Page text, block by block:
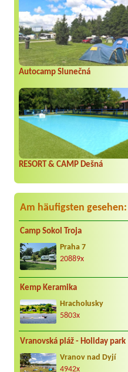
Autocamp Slunečná
RESORT & CAMP Dešná
Am häufigsten gesehen:
Camp Sokol Troja
Praha 7
20889x
Kemp Keramika
Hracholusky
5803x
Vranovská pláž - Holiday park
Vranov nad Dyjí
4942x